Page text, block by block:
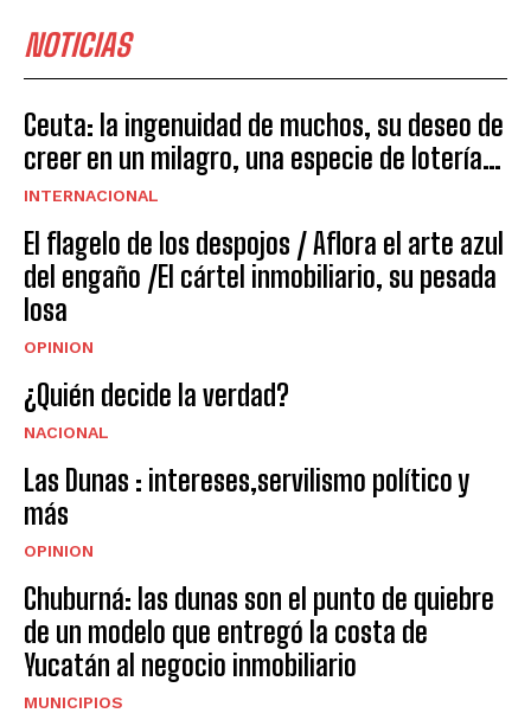
NOTICIAS
Ceuta: la ingenuidad de muchos, su deseo de
creer en un milagro, una especie de lotería…
INTERNACIONAL
El flagelo de los despojos / Aflora el arte azul
del engaño /El cártel inmobiliario, su pesada
losa
OPINION
¿Quién decide la verdad?
NACIONAL
Las Dunas : intereses,servilismo político y
más
OPINION
Chuburná: las dunas son el punto de quiebre
de un modelo que entregó la costa de
Yucatán al negocio inmobiliario
MUNICIPIOS